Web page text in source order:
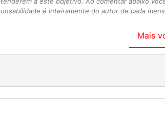
é inteiramente do autor de cada
Mais